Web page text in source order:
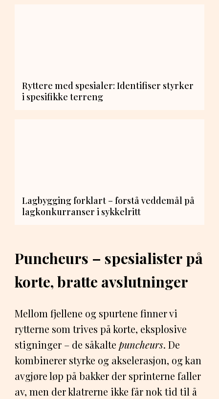
Ryttere med spesialer: Identifiser styrker
i spesifikke terreng
Lagbygging forklart – forstå veddemål på
lagkonkurranser i sykkelritt
Puncheurs – spesialister på
korte, bratte avslutninger
Mellom fjellene og spurtene finner vi
rytterne som trives på korte, eksplosive
stigninger – de såkalte puncheurs. De
kombinerer styrke og akselerasjon, og kan
avgjøre løp på bakker der sprinterne faller
av, men der klatrerne ikke får nok tid til å